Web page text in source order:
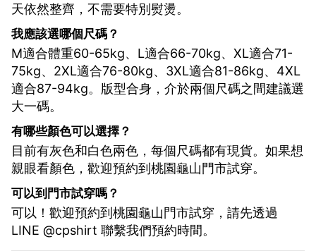
天依然整齊，不需要特別熨燙。
我應該選哪個尺碼？
M適合體重60-65kg、L適合66-70kg、XL適合71-
75kg、2XL適合76-80kg、3XL適合81-86kg、4XL
適合87-94kg。版型合身，介於兩個尺碼之間建議選
大一碼。
有哪些顏色可以選擇？
目前有灰色和白色兩色，每個尺碼都有現貨。如果想
親眼看顏色，歡迎預約到桃園龜山門市試穿。
可以到門市試穿嗎？
可以！歡迎預約到桃園龜山門市試穿，請先透過
LINE @cpshirt 聯繫我們預約時間。